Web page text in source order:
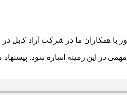
نکات مهمی در این زمینه اشاره شود.